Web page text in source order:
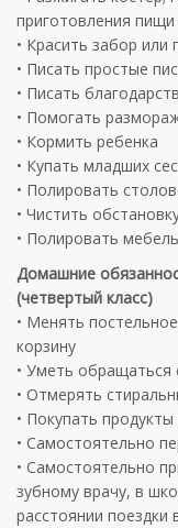
приготовления пищи
• Красить забор или
• Писать простые
• Писать
• Помогать
• Кормить ребенка
• Купать младших
• Полировать
• Чистить
• Полировать
Домашние
(четвертый класс)
• Менять
корзину
• Уметь обращаться
• Отмерять
• Покупать продукты
• Самостоятельно
• Самостоятельно
зубному врачу, в
расстоянии поездки